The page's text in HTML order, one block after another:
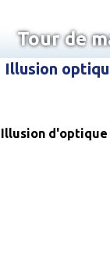
Tour de
Illusion
Illusion